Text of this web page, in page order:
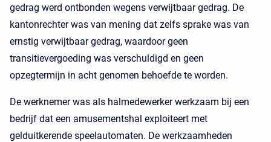
gedrag werd ontbonden wegens verwijtbaar gedrag. De
kantonrechter was van mening dat zelfs sprake was van
ernstig verwijtbaar gedrag, waardoor geen
transitievergoeding was verschuldigd en geen
opzegtermijn in acht genomen behoefde te worden.
De werknemer was als halmedewerker werkzaam bij een
bedrijf dat een amusementshal exploiteert met
gelduitkerende speelautomaten. De werkzaamheden